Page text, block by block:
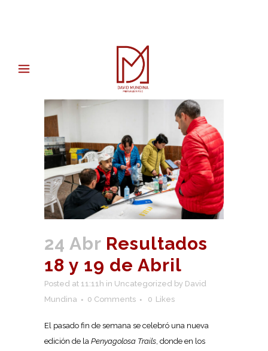
24 Abr Resultados
18 y 19 de Abril
Posted at 11:11h in Uncategorized by David
Mundina
0 Comments 0 Likes
El pasado fin de semana se celebró una nueva
edición de la Penyagolosa Trails , donde en los